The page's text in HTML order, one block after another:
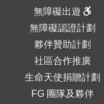
無障礙出遊
無障礙認證計劃
夥伴贊助計劃
社區合作推廣
生命天使捐贈計劃
FG 團隊及夥伴